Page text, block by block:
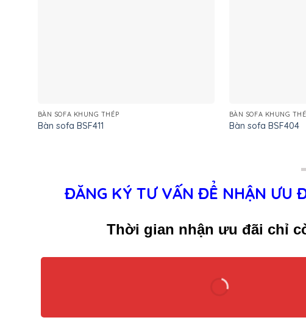
BÀN SOFA KHUNG THÉP
Bàn sofa BSF411
BÀN SOFA KHUNG
Bàn sofa BSF404
ĐĂNG KÝ TƯ VẤN ĐỂ NHẬN ƯU
Thời gian nhận ưu đãi chỉ